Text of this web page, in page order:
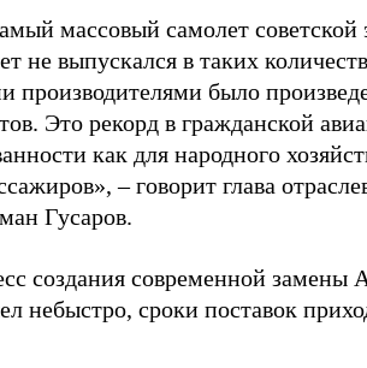
массовый самолет
не выпускался в таких
производителями было
Это рекорд в гражданской
как для народного
– говорит глава
Гусаров.
создания современной замены
небыстро, сроки поставок